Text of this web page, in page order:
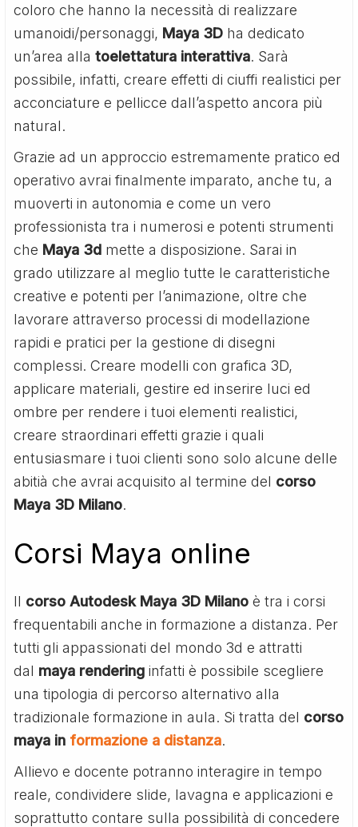
coloro che hanno la necessità di realizzare
umanoidi/personaggi, Maya 3D ha dedicato
un’area allatoelettatura interattiva. Sarà
possibile, infatti, creare effetti di ciuffi realistici per
acconciature e pellicce dall’aspetto ancora più
natural.
Grazie ad un approccio estremamente pratico ed
operativo avrai finalmente imparato, anche tu, a
muoverti in autonomia e come un vero
professionista tra i numerosi e potenti strumenti
che Maya 3d mette a disposizione. Sarai in
grado utilizzare al meglio tutte le caratteristiche
creative e potenti per l’animazione, oltre che
lavorare attraverso processi di modellazione
rapidi e pratici per la gestione di disegni
complessi. Creare modelli con grafica 3D,
applicare materiali, gestire ed inserire luci ed
ombre per rendere i tuoi elementi realistici,
creare straordinari effetti grazie i quali
entusiasmare i tuoi clienti sono solo alcune delle
abitià che avrai acquisito al termine del corso
Maya 3D Milano.
Corsi Maya online
Il corso Autodesk Maya 3D Milano è tra i corsi
frequentabili anche in formazione a distanza. Per
tutti gli appassionati del mondo 3d e attratti
dal maya rendering infatti è possibile scegliere
una tipologia di percorso alternativo alla
tradizionale formazione in aula. Si tratta del corso
maya in formazione a distanza.
Allievo e docente potranno interagire in tempo
reale, condividere slide, lavagna e applicazioni e
soprattutto contare sulla possibilità di concedere